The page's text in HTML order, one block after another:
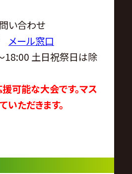
い合わせ
メール窓口
18:00 土日祝祭日は除
可能な大会です。マス
ただきます。